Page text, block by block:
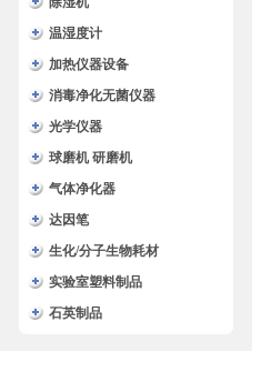
温湿度计
加热仪器设备
消毒净化无菌仪器
光学仪器
球磨机 研磨机
气体净化器
达因笔
生化/分子生物耗材
实验室塑料制品
石英制品